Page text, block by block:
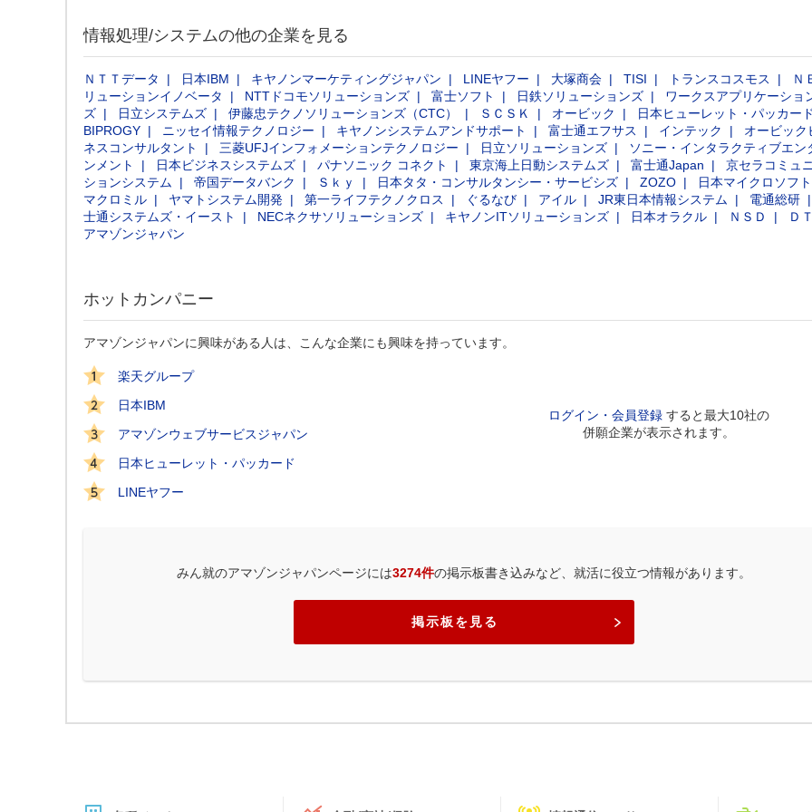
ものを手軽に手に入れ、豊かな生活を送れるよう貢
献したいと考えています。
情報処理/システムの他の企業を見る
ＮＴＴデータ 日本IBM キヤノンマーケティングジャパン LINEヤフー 大塚商会 TISI トランスコスモス
Ｎ
リューションイノベータ
NTTドコモソリューションズ 富士ソフト 日鉄ソリューションズ
ワークスアプリケーショ
ズ
日立システムズ 伊藤忠テクノソリューションズ（CTC） ＳＣＳＫ オービック
日本ヒューレット・パッカード
BIPROGY
ニッセイ情報テクノロジー キヤノンシステムアンドサポート 富士通エフサス インテック
オービック
ネスコンサルタント
三菱UFJインフォメーションテクノロジー 日立ソリューションズ
ソニー・インタラクティブエン
ンメント
日本ビジネスシステムズ パナソニック コネクト 東京海上日動システムズ 富士通Japan
京セラコミュ
ションシステム
帝国データバンク Ｓｋｙ 日本タタ・コンサルタンシー・サービシズ ZOZO
日本マイクロソフト
マクロミル
ヤマトシステム開発 第一ライフテクノクロス ぐるなび アイル JR東日本情報システム 電通総研
士通システムズ・イースト
NECネクサソリューションズ キヤノンITソリューションズ 日本オラクル ＮＳＤ
Ｄ
アマゾンジャパン
ホットカンパニー
アマゾンジャパンに興味がある人は、こんな企業にも興味を持っています。
楽天グループ
日本IBM
アマゾンウェブサービスジャパン
日本ヒューレット・パッカード
LINEヤフー
ログイン・会員登録 すると最大10社の
併願企業が表示されます。
みん就のアマゾンジャパンページには3274件の掲示板書き込みなど、就活に役立つ情報があります。
掲示板を見る